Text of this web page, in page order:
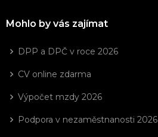
Mohlo by vás zajímat
DPP a DPČ v roce 2026
CV online zdarma
Výpočet mzdy 2026
Podpora v nezaměstnanosti 2026